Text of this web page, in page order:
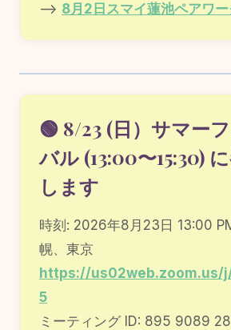
–> 8月2日スマイ蓮池ペアワ
🟢 8/23 (日）サマー
バル (13:00〜15:30)
します
時刻: 2026年8月23日 13:00
幌、東京
https://us02web.zoom.us/
5
ミーティング ID: 895 9089